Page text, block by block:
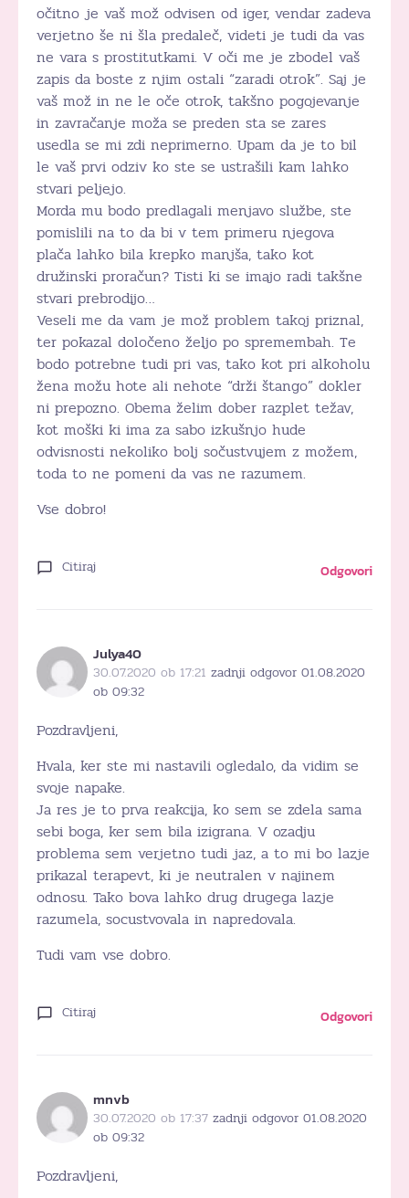
očitno je vaš mož odvisen od iger, vendar zadeva
verjetno še ni šla predaleč, videti je tudi da vas
ne vara s prostitutkami. V oči me je zbodel vaš
zapis da boste z njim ostali “zaradi otrok”. Saj je
vaš mož in ne le oče otrok, takšno pogojevanje
in zavračanje moža se preden sta se zares
usedla se mi zdi neprimerno. Upam da je to bil
le vaš prvi odziv ko ste se ustrašili kam lahko
stvari peljejo.
Morda mu bodo predlagali menjavo službe, ste
pomislili na to da bi v tem primeru njegova
plača lahko bila krepko manjša, tako kot
družinski proračun? Tisti ki se imajo radi takšne
stvari prebrodijo…
Veseli me da vam je mož problem takoj priznal,
ter pokazal določeno željo po spremembah. Te
bodo potrebne tudi pri vas, tako kot pri alkoholu
žena možu hote ali nehote “drži štango” dokler
ni prepozno. Obema želim dober razplet težav,
kot moški ki ima za sabo izkušnjo hude
odvisnosti nekoliko bolj sočustvujem z možem,
toda to ne pomeni da vas ne razumem.
Vse dobro!
Citiraj Odgovori
Julya40
30.07.2020 ob 17:21 zadnji odgovor 01.08.2020
ob 09:32
Pozdravljeni,
Hvala, ker ste mi nastavili ogledalo, da vidim se
svoje napake.
Ja res je to prva reakcija, ko sem se zdela sama
sebi boga, ker sem bila izigrana. V ozadju
problema sem verjetno tudi jaz, a to mi bo lazje
prikazal terapevt, ki je neutralen v najinem
odnosu. Tako bova lahko drug drugega lazje
razumela, socustvovala in napredovala.
Tudi vam vse dobro.
Citiraj Odgovori
mnvb
30.07.2020 ob 17:37 zadnji odgovor 01.08.2020
ob 09:32
Pozdravljeni,